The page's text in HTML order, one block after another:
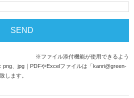
※ファイル添付機能が使用できるよう
、jpg｜PDFやExcelファイルは「kanri@green-
します。